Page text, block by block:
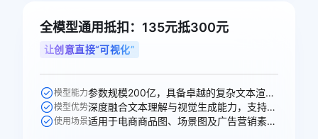
全模型通用抵扣：135元抵300元
让创意直接“可视化”
模型能力 参数规模200亿，具备卓越的复杂文本渲染能力。
模型优势 深度融合文本理解与视觉生成能力，支持高精度图文生成与多轮编辑。
使用场景 适用于电商商品图、场景图及广告营销素材的智能生成。